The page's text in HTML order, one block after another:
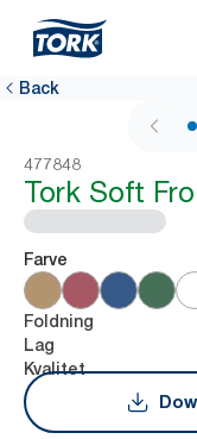
Back
477848
Tork Soft
Farve
Foldning
Lag
Kvalitet